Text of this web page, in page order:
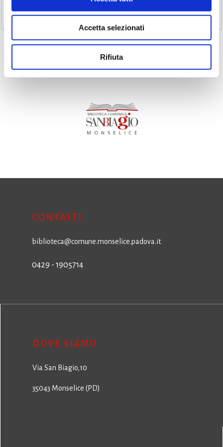
Accetta selezionati
Rifiuta
Volumi(11)
CONTATTI
biblioteca@comune.monselice.padova.it
0429 - 1905714
DOVE SIAMO
Via San Biagio,10
35043 Monselice (PD)